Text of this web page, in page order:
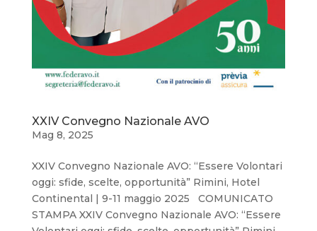
XXIV Convegno Nazionale AVO
Mag 8, 2025
XXIV Convegno Nazionale AVO: “Essere Volontari
oggi: sfide, scelte, opportunità” Rimini, Hotel
Continental | 9-11 maggio 2025 COMUNICATO
STAMPA XXIV Convegno Nazionale AVO: “Essere